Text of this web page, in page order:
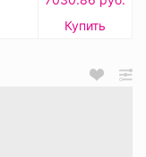
Купить